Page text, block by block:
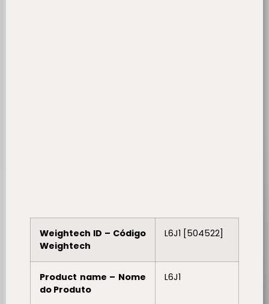
Weightech ID – Código
Weightech
L6J1 [504522]
Product name – Nome
do Produto
L6J1